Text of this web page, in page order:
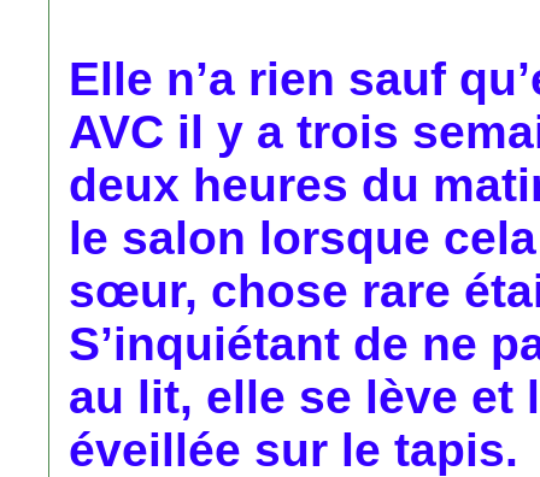
Elle n’a rien sauf
AVC il y a trois
deux heures du
le salon lorsque
sœur, chose rare
S’inquiétant de ne
au lit, elle se lève et
éveillée sur le tapis.